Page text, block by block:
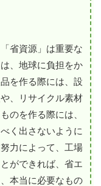
省資源」は重要な
、地球に負担をか
を作る際には、設
、リサイクル素材
のを作る際には、
く出さないように
力によって、工場
ができれば、省エ
本当に必要なもの